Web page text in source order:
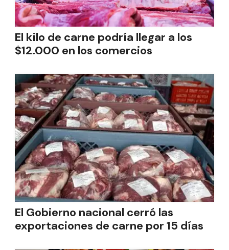
El kilo de carne podría llegar a los
$12.000 en los comercios
El Gobierno nacional cerró las
exportaciones de carne por 15 días